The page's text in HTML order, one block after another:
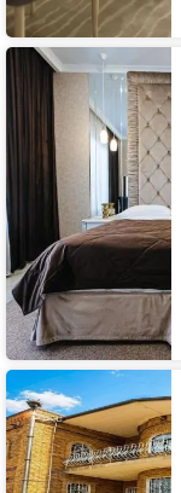
Гостевой
Монарх
Гостевой
дом
Усадьба